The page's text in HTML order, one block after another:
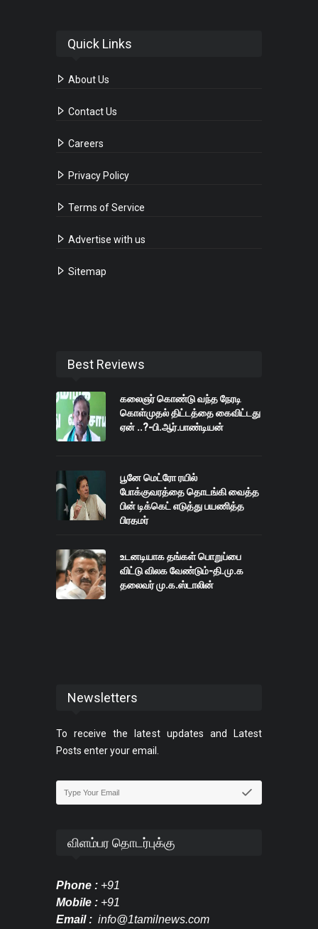
Quick Links
About Us
Contact Us
Careers
Privacy Policy
Terms of Service
Advertise with us
Sitemap
Best Reviews
கலைஞர் கொண்டு வந்த நேரடி
கொள்முதல் திட்டத்தை கைவிட்டது
ஏன் ..?-பி.ஆர்.பாண்டியன்
பூனே மெட்ரோ ரயில்
போக்குவரத்தை தொடங்கி வைத்த
பின் டிக்கெட் எடுத்து பயணித்த
பிரதமர்
உடனடியாக தங்கள் பொறுப்பை
விட்டு விலக வேண்டும்-தி.மு.க
தலைவர் மு.க.ஸ்டாலின்
Newsletters
To receive the latest updates and Latest
Posts enter your email.
விளம்பர தொடர்புக்கு
Phone : +91
Mobile : +91
Email : info@1tamilnews.com